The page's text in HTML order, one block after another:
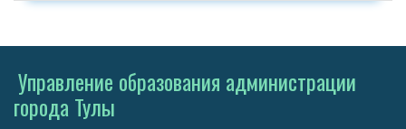
Управление образования администрации
города Тулы